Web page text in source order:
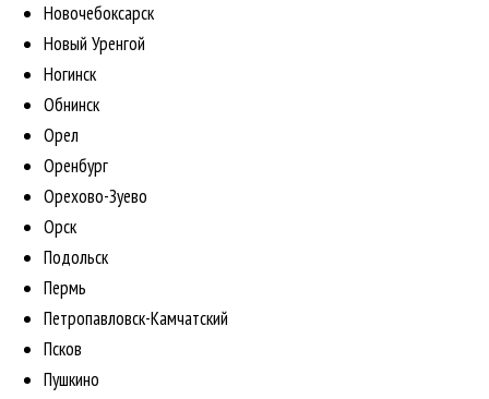
Новочебоксарск
Новый Уренгой
Ногинск
Обнинск
Орел
Оренбург
Орехово-Зуево
Орск
Подольск
Пермь
Петропавловск-Камчатский
Псков
Пушкино